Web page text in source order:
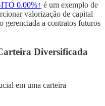
0.00%↑ é um exemplo de
valorização de capital
gerenciada a contratos futuros
Diversificada
em uma carteira